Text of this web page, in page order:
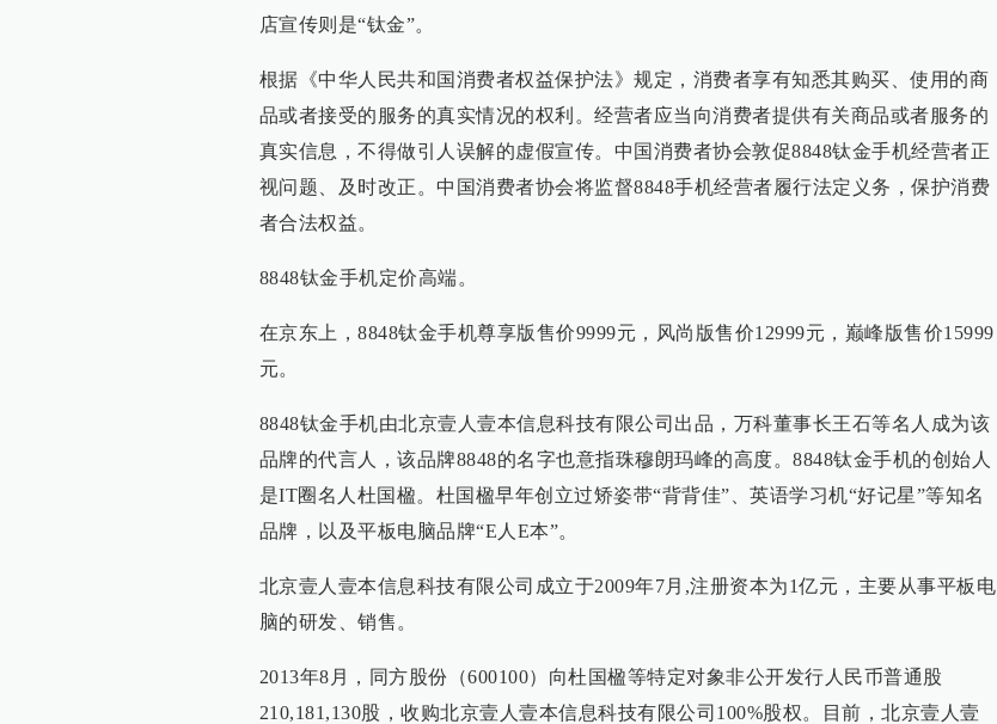
店宣传则是“钛金”。
根据《中华人民共和国消费者权益保护法》规定，消费者享有知悉其购买、使用的商
品或者接受的服务的真实情况的权利。经营者应当向消费者提供有关商品或者服务的
真实信息，不得做引人误解的虚假宣传。中国消费者协会敦促8848钛金手机经营者正
视问题、及时改正。中国消费者协会将监督8848手机经营者履行法定义务，保护消费
者合法权益。
8848钛金手机定价高端。
在京东上，8848钛金手机尊享版售价9999元，风尚版售价12999元，巅峰版售价15999
元。
8848钛金手机由北京壹人壹本信息科技有限公司出品，万科董事长王石等名人成为该
品牌的代言人，该品牌8848的名字也意指珠穆朗玛峰的高度。8848钛金手机的创始人
是IT圈名人杜国楹。杜国楹早年创立过矫姿带“背背佳”、英语学习机“好记星”等知名
品牌，以及平板电脑品牌“E人E本”。
北京壹人壹本信息科技有限公司成立于2009年7月,注册资本为1亿元，主要从事平板电
脑的研发、销售。
2013年8月，同方股份（600100）向杜国楹等特定对象非公开发行人民币普通股
210,181,130股，收购北京壹人壹本信息科技有限公司100%股权。目前，北京壹人壹